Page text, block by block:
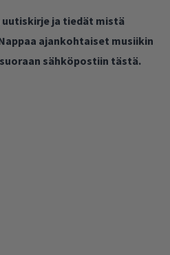
uutiskirje ja tiedät mistä
ajankohtaiset musiikin
sähköpostiin tästä.